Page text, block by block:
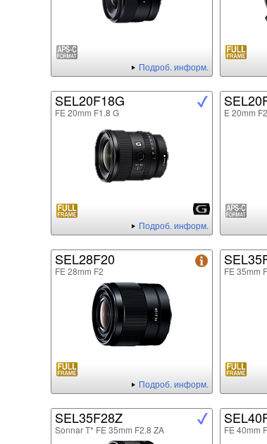
Подроб. информ.
SEL20F18G
FE 20mm F1.8 G
Подроб. информ.
E 20mm
SEL28F20
FE 28mm F2
Подроб. информ.
FE 35mm
SEL35F28Z
Sonnar T* FE 35mm F2.8 ZA FE 40mm